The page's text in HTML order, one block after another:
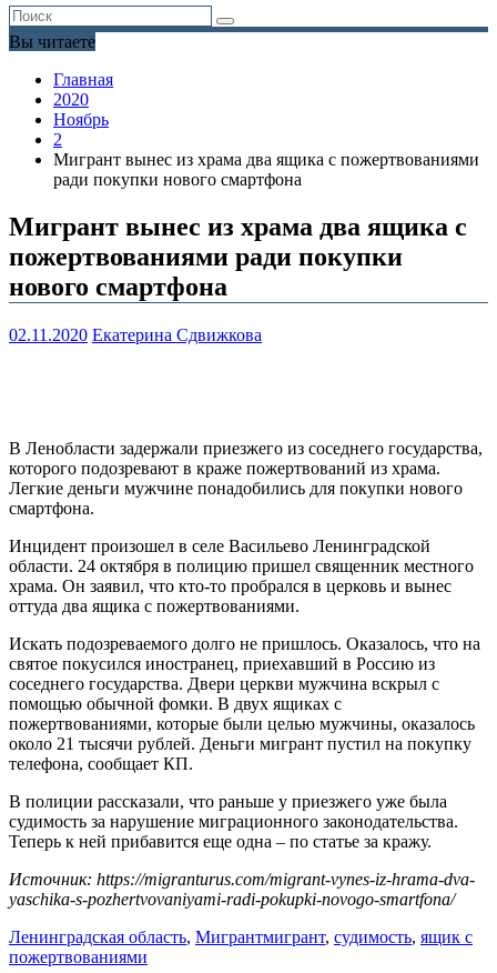
Вы читаете
Главная
2020
Ноябрь
2
Мигрант вынес из храма два ящика с пожертвованиями
ради покупки нового смартфона
Мигрант вынес из храма два ящика с
пожертвованиями ради покупки
нового смартфона
02.11.2020 Екатерина Сдвижкова
В Ленобласти задержали приезжего из соседнего государства,
которого подозревают в краже пожертвований из храма.
Легкие деньги мужчине понадобились для покупки нового
смартфона.
Инцидент произошел в селе Васильево Ленинградской
области. 24 октября в полицию пришел священник местного
храма. Он заявил, что кто-то пробрался в церковь и вынес
оттуда два ящика с пожертвованиями.
Искать подозреваемого долго не пришлось. Оказалось, что на
святое покусился иностранец, приехавший в Россию из
соседнего государства. Двери церкви мужчина вскрыл с
помощью обычной фомки. В двух ящиках с
пожертвованиями, которые были целью мужчины, оказалось
около 21 тысячи рублей. Деньги мигрант пустил на покупку
телефона, сообщает КП.
В полиции рассказали, что раньше у приезжего уже была
судимость за нарушение миграционного законодательства.
Теперь к ней прибавится еще одна – по статье за кражу.
Источник: https://migranturus.com/migrant-vynes-iz-hrama-dva-
yaschika-s-pozhertvovaniyami-radi-pokupki-novogo-smartfona/
Ленинградская область, Мигрантмигрант, судимость, ящик с
пожертвованиями